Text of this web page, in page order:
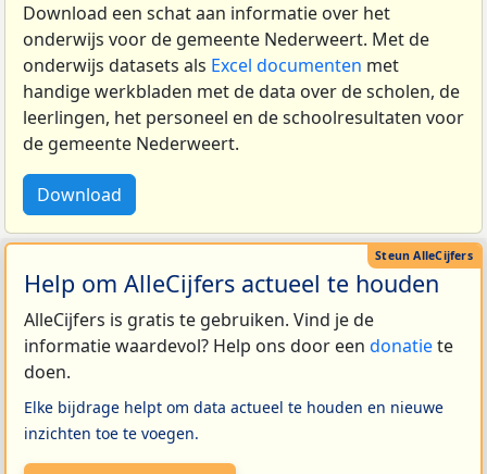
Download een schat aan informatie over het
onderwijs voor de gemeente Nederweert. Met de
onderwijs datasets als Excel documenten met
handige werkbladen met de data over de scholen, de
leerlingen, het personeel en de schoolresultaten voor
de gemeente Nederweert.
Download
Help om AlleCijfers actueel te houden
AlleCijfers is gratis te gebruiken. Vind je de
informatie waardevol? Help ons door een donatiete
doen.
Elke bijdrage helpt om data actueel te houden en nieuwe
inzichten toe te voegen.